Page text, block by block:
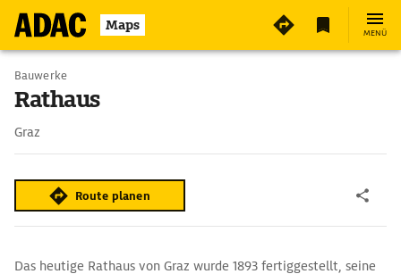
Maps MENÜ
Bauwerke
Rathaus
Graz
Route planen
Das heutige Rathaus von Graz wurde 1893 fertiggestellt, seine